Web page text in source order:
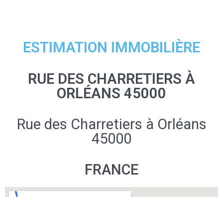
ESTIMATION IMMOBILIÈRE
RUE DES CHARRETIERS À
ORLÉANS 45000
Rue des Charretiers à Orléans
45000
FRANCE